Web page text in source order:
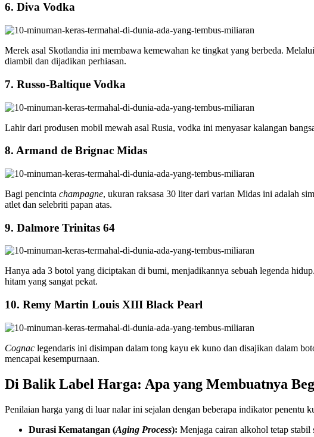
6. Diva Vodka
Merek asal Skotlandia ini membawa kemewahan ke tingkat yang berbeda.
diambil dan dijadikan perhiasan.
7. Russo-Baltique Vodka
Lahir dari produsen mobil mewah asal Rusia, vodka ini menyasar kalangan
8. Armand de Brignac Midas
Bagi pencinta champagne, ukuran raksasa 30 liter dari varian Midas ini adalah
atlet dan selebriti papan atas.
9. Dalmore Trinitas 64
Hanya ada 3 botol yang diciptakan di bumi, menjadikannya sebuah legenda
hitam yang sangat pekat.
10. Remy Martin Louis XIII Black Pearl
Cognac legendaris ini disimpan dalam tong kayu ek kuno dan disajikan dalam
mencapai kesempurnaan.
Di Balik Label Harga: Apa yang Membuatnya
Penilaian harga yang di luar nalar ini sejalan dengan beberapa indikator penentu
Durasi Kematangan (Aging Process): Menjaga cairan alkohol tetap